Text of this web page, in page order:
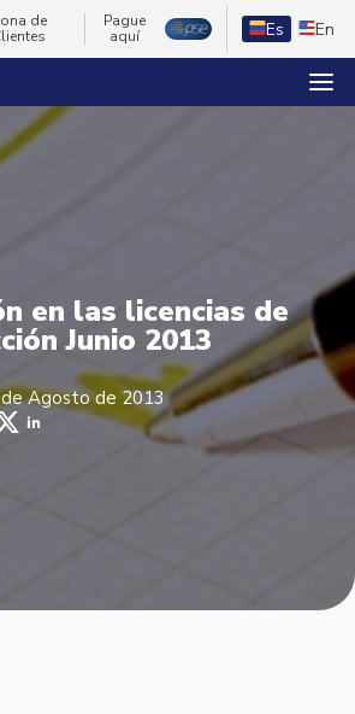
de
Pague
aquí
Es En
en las licencias de
Junio 2013
Agosto de 2013